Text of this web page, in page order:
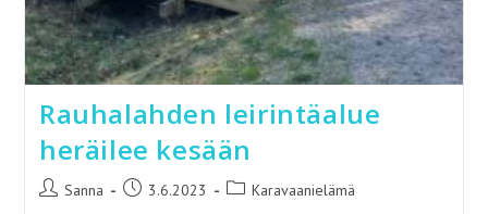
Rauhalahden leirintäalue
heräilee kesään
Artikkelin
Sanna
Artikkeli3.6.2023
Artikkelin
Karavaanielämä